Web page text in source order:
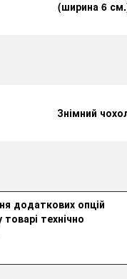
(ширина 6
Знімний
додаткових опцій
технічно